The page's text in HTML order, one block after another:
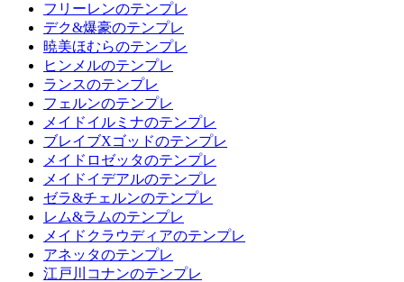
フリーレンのテンプレ
デク&爆豪のテンプレ
暁美ほむらのテンプレ
ヒンメルのテンプレ
ランスのテンプレ
フェルンのテンプレ
メイドイルミナのテンプレ
ブレイブXゴッドのテンプレ
メイドロゼッタのテンプレ
メイドイデアルのテンプレ
ゼラ&チェルンのテンプレ
レム&ラムのテンプレ
メイドクラウディアのテンプレ
アネッタのテンプレ
江戸川コナンのテンプレ